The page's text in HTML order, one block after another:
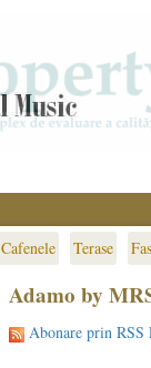
Cafenele Terase
Adamo by
Abonare prin RSS